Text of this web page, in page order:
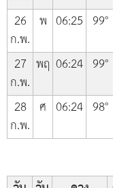
26
ก.พ.
พ 06:25 99°
27
ก.พ.
พฤ 06:24 99°
28
ก.พ.
ศ 06:24 98°